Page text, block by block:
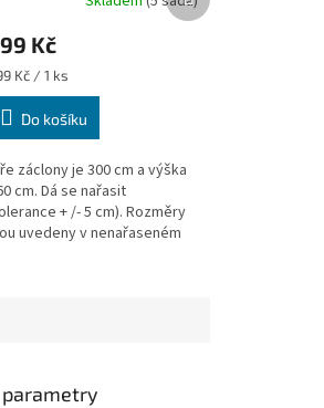
Kč
Kč / 1 ks
Do košíku
záclony je 300 cm a výška
cm. Dá se nařasit
+ /- 5 cm). Rozměry
uvedeny v nenařaseném
produkt